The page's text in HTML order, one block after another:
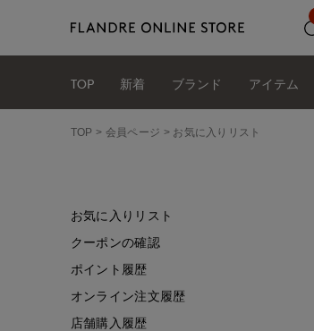
TOP 新着 ブランド アイテム
TOP 会員ページ お気に入りリスト
お気に入りリスト
クーポンの確認
ポイント履歴
オンライン注文履歴
店舗購入履歴